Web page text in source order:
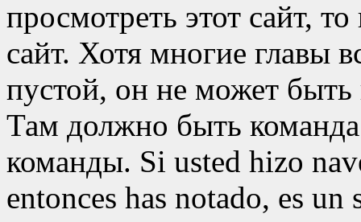
просмотреть этот сайт,
сайт. Хотя многие главы
пустой, он не может быть
Там должно быть
команды. Si usted hizo
entonces has notado, es